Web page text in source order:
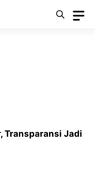
Transparansi Jadi